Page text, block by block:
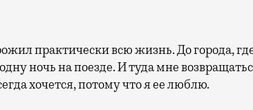
практически всю жизнь. До города,
ночь на поезде. И туда мне
хочется, потому что я ее люблю.